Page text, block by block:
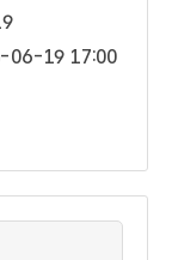
06-19 17:00